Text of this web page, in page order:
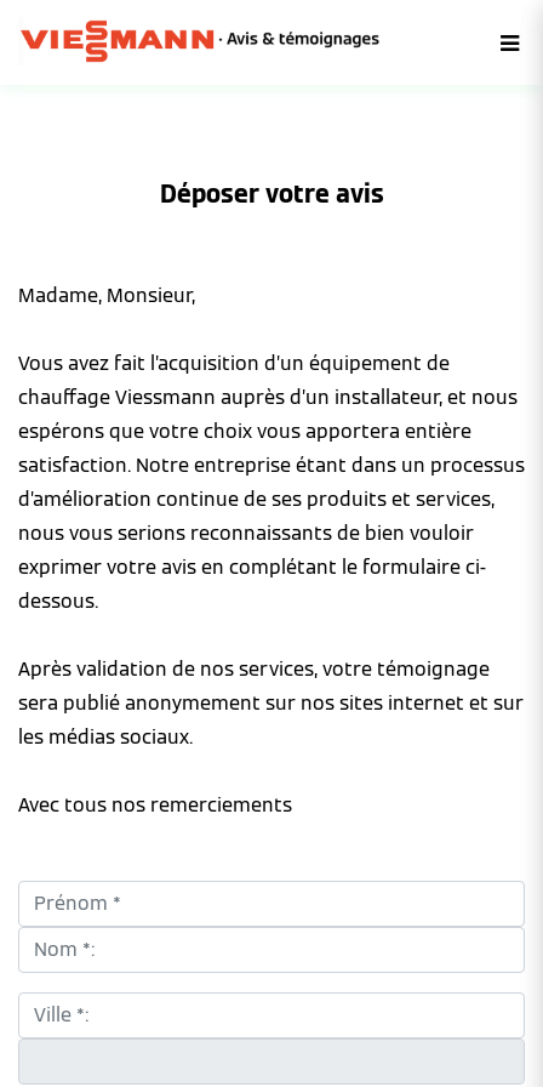
Déposer votre avis
Madame, Monsieur,
Vous avez fait l’acquisition d’un équipement de
chauffage Viessmann auprès d’un installateur, et nous
espérons que votre choix vous apportera entière
satisfaction. Notre entreprise étant dans un processus
d’amélioration continue de ses produits et services,
nous vous serions reconnaissants de bien vouloir
exprimer votre avis en complétant le formulaire ci-
dessous.
Après validation de nos services, votre témoignage
sera publié anonymement sur nos sites internet et sur
les médias sociaux.
Avec tous nos remerciements
Prénom *:
Nom *:
Ville *: